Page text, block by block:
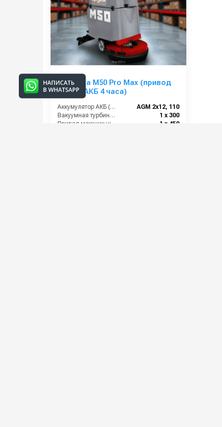
Метлана M50 Pro Max (привод
хода + АКБ 4 часа)
Аккумулятор АКБ (В/А·ч):
AGM 2х12, 110
Вакуумная турбина (Вт):
1 х 300
1 х 450